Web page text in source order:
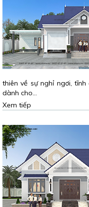
thiên về sự nghỉ ngơi,
dành cho…
Xem tiếp